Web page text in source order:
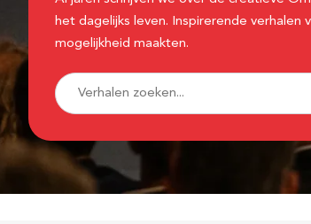
het dagelijks leven. Inspirerende verhalen
mogelijkheid maakten.